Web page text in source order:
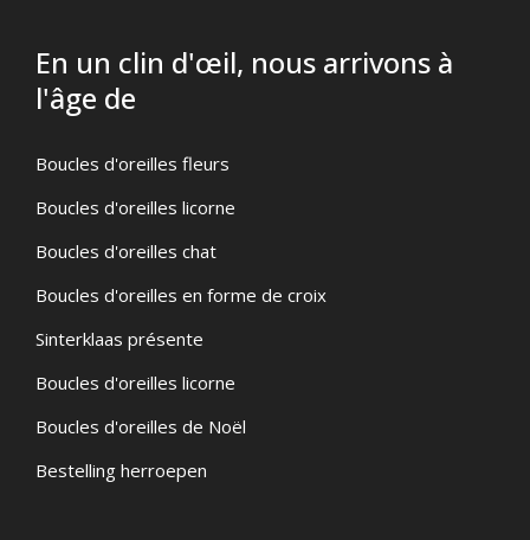
En un clin d'œil, nous arrivons à
l'âge de
Boucles d'oreilles fleurs
Boucles d'oreilles licorne
Boucles d'oreilles chat
Boucles d'oreilles en forme de croix
Sinterklaas présente
Boucles d'oreilles licorne
Boucles d'oreilles de Noël
Bestelling herroepen